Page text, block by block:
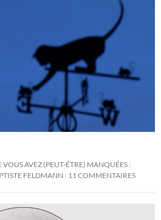
AVEZ (PEUT-ÊTRE) MANQUÉES
FELDMANN 11 COMMENTAIRES